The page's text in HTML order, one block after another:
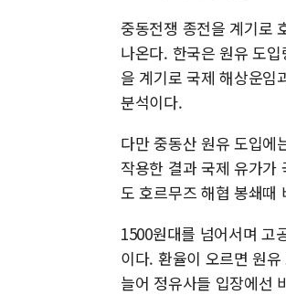
중동전쟁 종전을 계기로
나온다. 한국은 원유 도
을 계기로 국제 해상운임
분석이다.
다만 중동산 원유 도입에
작용한 결과 국제 유가가
도 호르무즈 해협 봉쇄때
1500원대를 넘어서며 고
이다. 환율이 오르면 원
늘어 정유사들 입장에선